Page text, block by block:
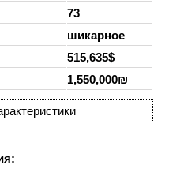
73
шикарное
515,635$
1,550,000₪